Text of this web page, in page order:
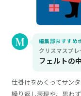
編集部おすすめ
クリスマスプ
フェルトの
仕掛けをめくってサン
繰り返し表現や、思わ